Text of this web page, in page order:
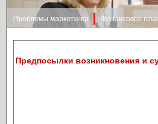
Проблемы маркетинга Финансовое
Предпосылки возникновения и